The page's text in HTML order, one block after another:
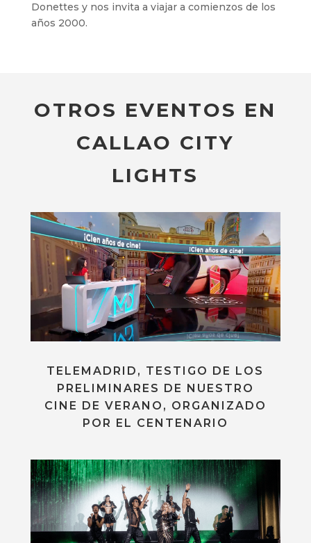
Donettes y nos invita a viajar a comienzos de los
años 2000.
OTROS EVENTOS EN
CALLAO CITY
LIGHTS
TELEMADRID, TESTIGO DE LOS
PRELIMINARES DE NUESTRO
CINE DE VERANO, ORGANIZADO
POR EL CENTENARIO